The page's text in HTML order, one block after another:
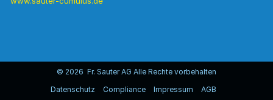
© 2026 Fr. Sauter AG Alle Rechte vorbehalten
Datenschutz
Compliance Impressum
AGB